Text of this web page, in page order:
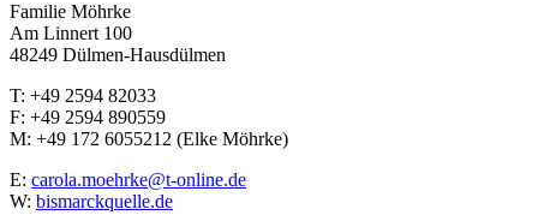
Familie Möhrke
Am Linnert 100
48249 Dülmen-Hausdülmen
T: +49 2594 82033
F: +49 2594 890559
M: +49 172 6055212 (Elke Möhrke)
E: carola.moehrke@t-online.de
W: bismarckquelle.de